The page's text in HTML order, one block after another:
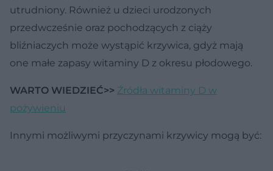
utrudniony. Również u dzieci urodzonych
przedwcześnie oraz pochodzących z ciąży
bliźniaczych może wystąpić krzywica, gdyż mają
one małe zapasy witaminy D z okresu płodowego.
WARTO WIEDZIEĆ>> Źródła witaminy D w
pożywieniu
Innymi możliwymi przyczynami krzywicy mogą być: